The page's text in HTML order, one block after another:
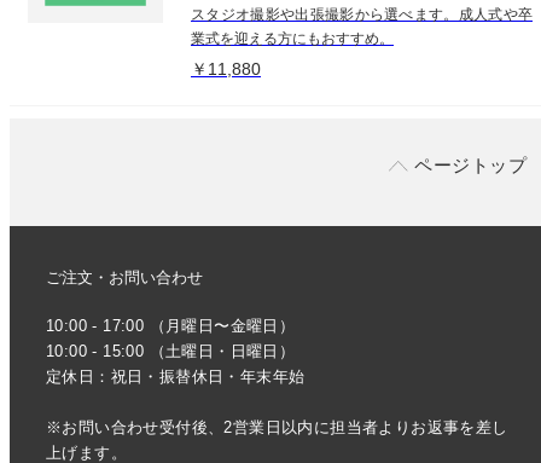
スタジオ撮影や出張撮影から選べます。成人式や卒
業式を迎える方にもおすすめ。
￥11,880
ページトップ
ご注文・お問い合わせ
10:00 - 17:00 （月曜日〜金曜日）
10:00 - 15:00 （土曜日・日曜日）
定休日：祝日・振替休日・年末年始
※お問い合わせ受付後、2営業日以内に担当者よりお返事を差し
上げます。